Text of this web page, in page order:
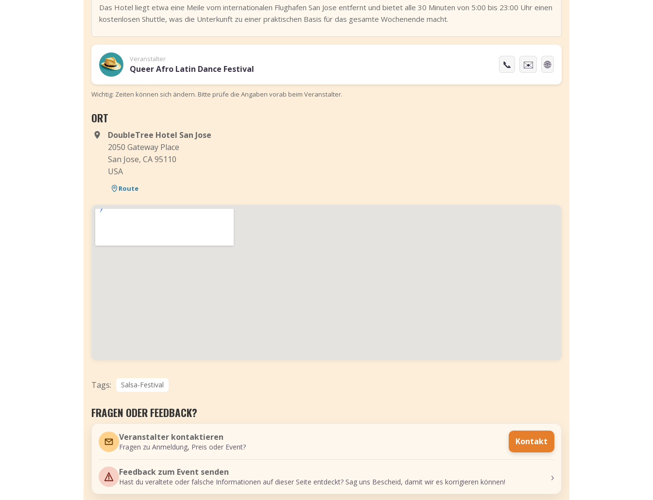
Das Hotel liegt etwa eine Meile vom internationalen Flughafen San Jose entfernt und bietet alle 30 Minuten von 5:00 bis 23:00 Uhr einen
kostenlosen Shuttle, was die Unterkunft zu einer praktischen Basis für das gesamte Wochenende macht.
Veranstalter
Queer Afro Latin Dance Festival 📞 ✉️ 🌐
Wichtig: Zeiten können sich ändern. Bitte prüfe die Angaben vorab beim Veranstalter.
ORT
DoubleTree Hotel San Jose
2050 Gateway Place
San Jose, CA 95110
USA
Route
Tags: Salsa-Festival
FRAGEN ODER FEEDBACK?
Veranstalter kontaktieren
Fragen zu Anmeldung, Preis oder Event? Kontakt
Feedback zum Event senden
Hast du veraltete oder falsche Informationen auf dieser Seite entdeckt? Sag uns Bescheid, damit wir es korrigieren können! ›